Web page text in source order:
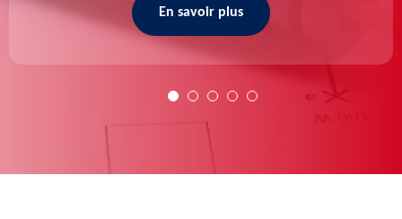
En savoir plus